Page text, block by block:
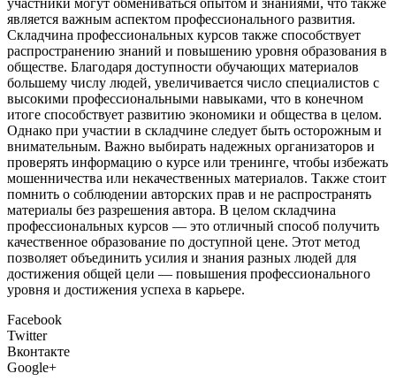
является важным аспектом профессионального развития.
Складчина профессиональных курсов также способствует
распространению знаний и повышению уровня образования в
обществе. Благодаря доступности обучающих материалов
большему числу людей, увеличивается число специалистов с
высокими профессиональными навыками, что в конечном
итоге способствует развитию экономики и общества в целом.
Однако при участии в складчине следует быть осторожным и
внимательным. Важно выбирать надежных организаторов и
проверять информацию о курсе или тренинге, чтобы избежать
мошенничества или некачественных материалов. Также стоит
помнить о соблюдении авторских прав и не распространять
материалы без разрешения автора. В целом складчина
профессиональных курсов — это отличный способ получить
качественное образование по доступной цене. Этот метод
позволяет объединить усилия и знания разных людей для
достижения общей цели — повышения профессионального
уровня и достижения успеха в карьере.
Facebook
Twitter
Вконтакте
Google+